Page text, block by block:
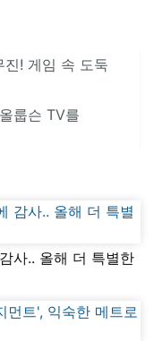
! 게임 속 도둑
룹슨 TV를
사.. 올해 더 특별한